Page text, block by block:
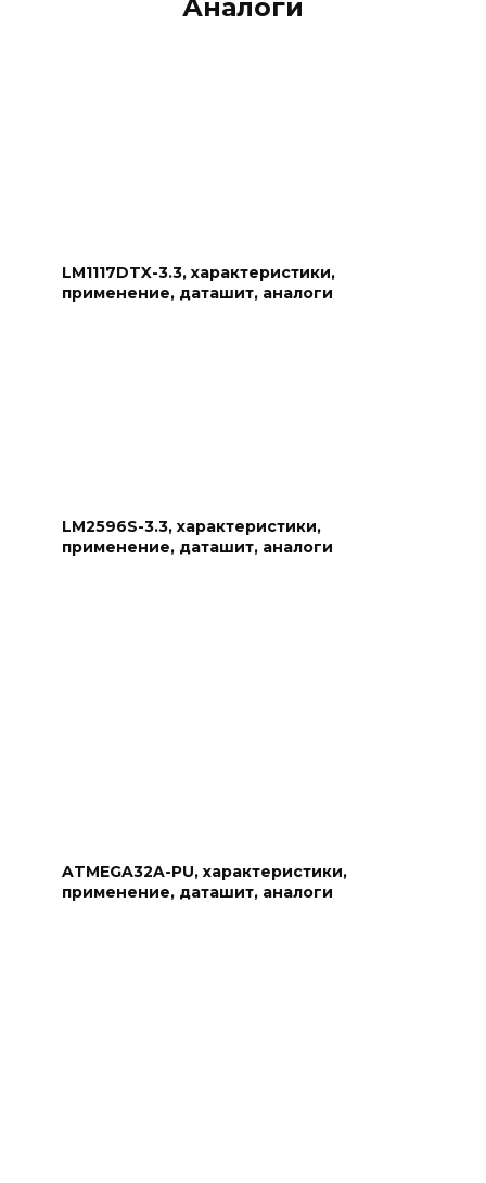
Аналоги
LM1117DTX-3.3, характеристики,
применение, даташит, аналоги
LM2596S-3.3, характеристики,
применение, даташит, аналоги
ATMEGA32A-PU, характеристики,
применение, даташит, аналоги